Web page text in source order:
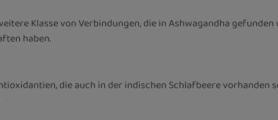
Klasse von Verbindungen, die in Ashwagandha
haben.
die auch in der indischen Schlafbeere vorhanden